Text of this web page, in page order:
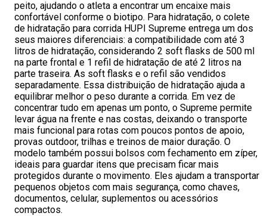
peito, ajudando o atleta a encontrar um encaixe mais
confortável conforme o biotipo. Para hidratação, o colete
de hidratação para corrida HUPI Supreme entrega um dos
seus maiores diferenciais: a compatibilidade com até 3
litros de hidratação, considerando 2 soft flasks de 500 ml
na parte frontal e 1 refil de hidratação de até 2 litros na
parte traseira. As soft flasks e o refil são vendidos
separadamente. Essa distribuição de hidratação ajuda a
equilibrar melhor o peso durante a corrida. Em vez de
concentrar tudo em apenas um ponto, o Supreme permite
levar água na frente e nas costas, deixando o transporte
mais funcional para rotas com poucos pontos de apoio,
provas outdoor, trilhas e treinos de maior duração. O
modelo também possui bolsos com fechamento em zíper,
ideais para guardar itens que precisam ficar mais
protegidos durante o movimento. Eles ajudam a transportar
pequenos objetos com mais segurança, como chaves,
documentos, celular, suplementos ou acessórios
compactos.